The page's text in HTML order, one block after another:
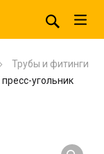
Трубы и фитинги
угольник